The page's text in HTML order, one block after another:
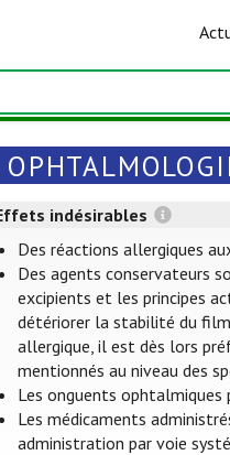
indésirables
Des réactions allergiques
Des agents conservateurs
excipients et les principes
détériorer la stabilité du
allergique, il est dès lors
mentionnés au niveau des
Les onguents
Les médicaments
administration par voie